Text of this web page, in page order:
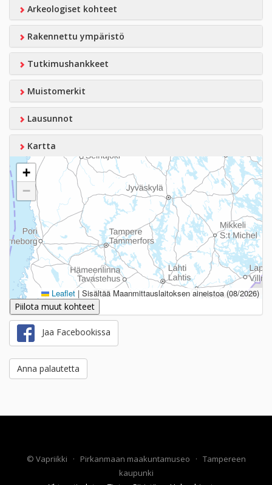
Arkeologiset kohteet
Rakennettu ympäristö
Tutkimushankkeet
Muistomerkit
Lausunnot
Kartta
+
−
Leaflet | Sisältää Maanmittauslaitoksen aineistoa (08/2026)
Piilota muut kohteet
Jaa Facebookissa
Anna palautetta
© Vapriikki · Pirkanmaan maakuntamuseo · Tampereen
kaupunki